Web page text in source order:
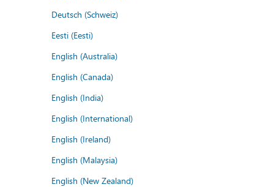
Deutsch (Schweiz)
Eesti (Eesti)
English (Australia)
English (Canada)
English (India)
English (International)
English (Ireland)
English (Malaysia)
English (New Zealand)